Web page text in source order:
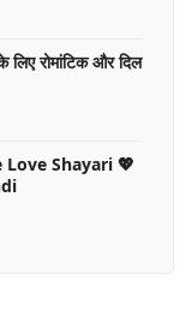
रोमांटिक और दिल
Shayari 💖